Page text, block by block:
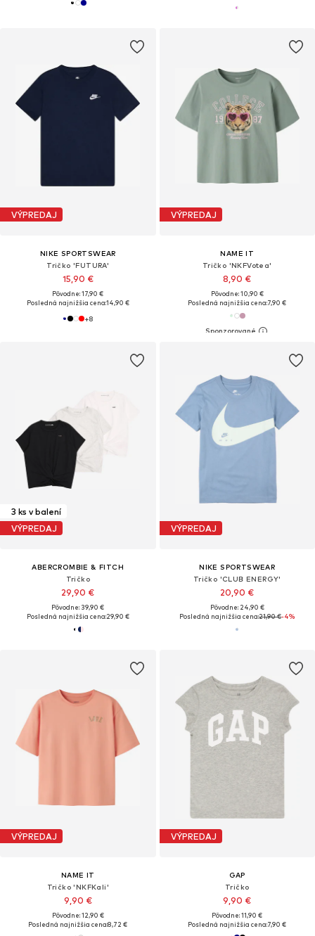
VÝPREDAJ
NIKE SPORTSWEAR
Tričko 'FUTURA'
15,90 €
Pôvodne: 17,90 €
Posledná najnižšia cena:14,90 €
+8
VÝPREDAJ
NAME IT
Tričko 'NKFVotea'
8,90 €
Pôvodne: 10,90 €
Posledná najnižšia cena:7,90 €
3 ks v balení
VÝPREDAJ
ABERCROMBIE & FITCH
Tričko
29,90 €
Pôvodne: 39,90 €
Posledná najnižšia cena:29,90 €
VÝPREDAJ
NIKE SPORTSWEAR
Tričko 'CLUB ENERGY'
20,90 €
Pôvodne: 24,90 €
Posledná najnižšia cena:21,90 €-4%
VÝPREDAJ
NAME IT
Tričko 'NKFKali'
9,90 €
Pôvodne: 12,90 €
Posledná najnižšia cena:8,72 €
VÝPREDAJ
GAP
Tričko
9,90 €
Pôvodne: 11,90 €
Posledná najnižšia cena:7,90 €